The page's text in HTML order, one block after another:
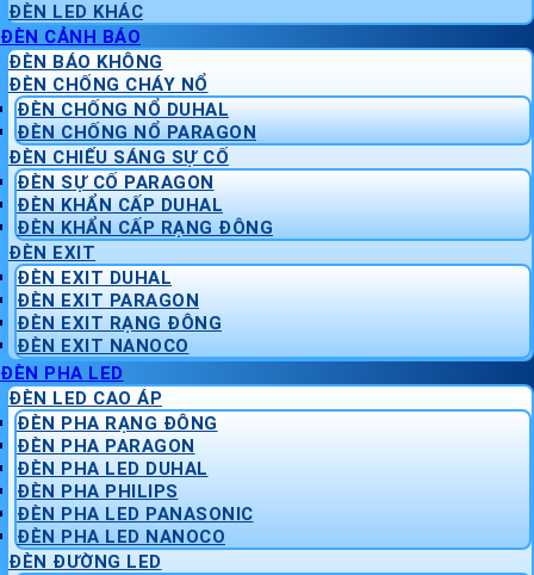
ĐÈN LED KHÁC
ĐÈN CẢNH BÁO
ĐÈN BÁO KHÔNG
ĐÈN CHỐNG CHÁY NỔ
ĐÈN CHỐNG NỔ DUHAL
ĐÈN CHỐNG NỔ PARAGON
ĐÈN CHIẾU SÁNG SỰ CỐ
ĐÈN SỰ CỐ PARAGON
ĐÈN KHẨN CẤP DUHAL
ĐÈN KHẨN CẤP RẠNG ĐÔNG
ĐÈN EXIT
ĐÈN EXIT DUHAL
ĐÈN EXIT PARAGON
ĐÈN EXIT RẠNG ĐÔNG
ĐÈN EXIT NANOCO
ĐÈN PHA LED
ĐÈN LED CAO ÁP
ĐÈN PHA RẠNG ĐÔNG
ĐÈN PHA PARAGON
ĐÈN PHA LED DUHAL
ĐÈN PHA PHILIPS
ĐÈN PHA LED PANASONIC
ĐÈN PHA LED NANOCO
ĐÈN ĐƯỜNG LED